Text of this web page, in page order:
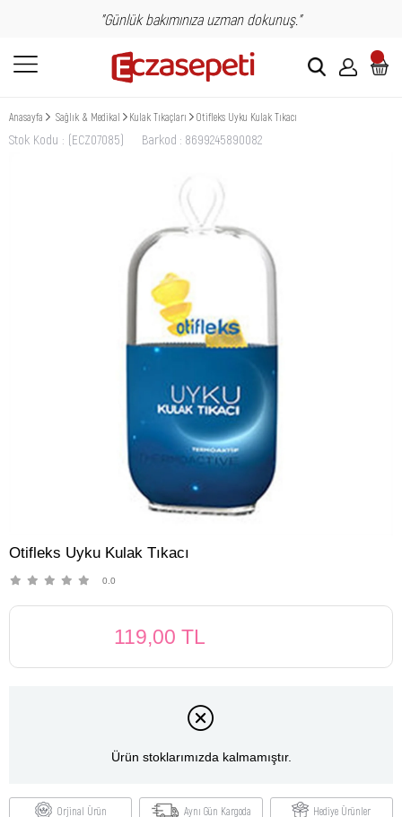
"Günlük bakımınıza uzman dokunuş."
Anasayfa Sağlık & Medikal Kulak Tıkaçları Otifleks Uyku Kulak Tıkacı
Stok Kodu (ECZ07085) Barkod : 8699245890082
Otifleks Uyku Kulak Tıkacı
0.0
119,00 TL
Ürün stoklarımızda kalmamıştır.
Orjinal Ürün Aynı Gün Kargoda Hediye Ürünler